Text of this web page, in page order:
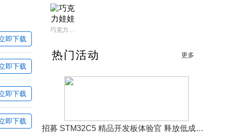
即下载
即下载
即下载
即下载
热门活动 更多
招募 STM32C5 精品开发板体验官 释放低成本、低功耗、高效率开发魅力